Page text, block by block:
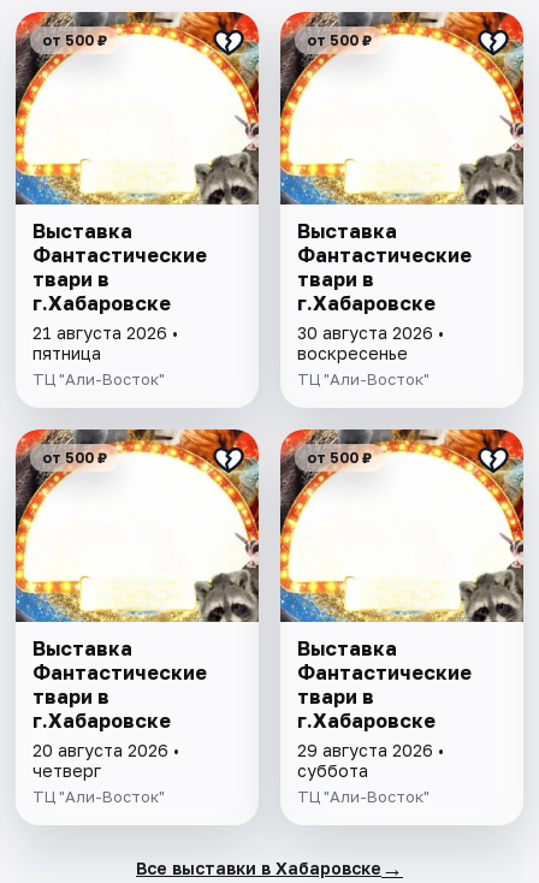
от 500 ₽
Выставка
Фантастические
твари в
г.Хабаровске
21 августа 2026 •
пятница
ТЦ "Али-Восток"
от 500 ₽
Выставка
Фантастические
твари в
г.Хабаровске
30 августа 2026 •
воскресенье
ТЦ "Али-Восток"
от 500 ₽
Выставка
Фантастические
твари в
г.Хабаровске
20 августа 2026 •
четверг
ТЦ "Али-Восток"
от 500 ₽
Выставка
Фантастические
твари в
г.Хабаровске
29 августа 2026 •
суббота
ТЦ "Али-Восток"
Все выставки в Хабаровске →